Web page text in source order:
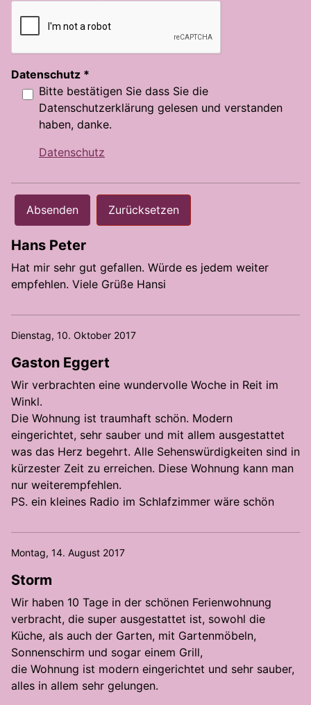
Datenschutz *
Bitte bestätigen Sie dass Sie die
Datenschutzerklärung gelesen und verstanden
haben, danke.
Datenschutz
Absenden Zurücksetzen
Hans Peter
Hat mir sehr gut gefallen. Würde es jedem weiter
empfehlen. Viele Grüße Hansi
Dienstag, 10. Oktober 2017
Gaston Eggert
Wir verbrachten eine wundervolle Woche in Reit im
Winkl.
Die Wohnung ist traumhaft schön. Modern
eingerichtet, sehr sauber und mit allem ausgestattet
was das Herz begehrt. Alle Sehenswürdigkeiten sind in
kürzester Zeit zu erreichen. Diese Wohnung kann man
nur weiterempfehlen.
PS. ein kleines Radio im Schlafzimmer wäre schön
Montag, 14. August 2017
Storm
Wir haben 10 Tage in der schönen Ferienwohnung
verbracht, die super ausgestattet ist, sowohl die
Küche, als auch der Garten, mit Gartenmöbeln,
Sonnenschirm und sogar einem Grill,
die Wohnung ist modern eingerichtet und sehr sauber,
alles in allem sehr gelungen.